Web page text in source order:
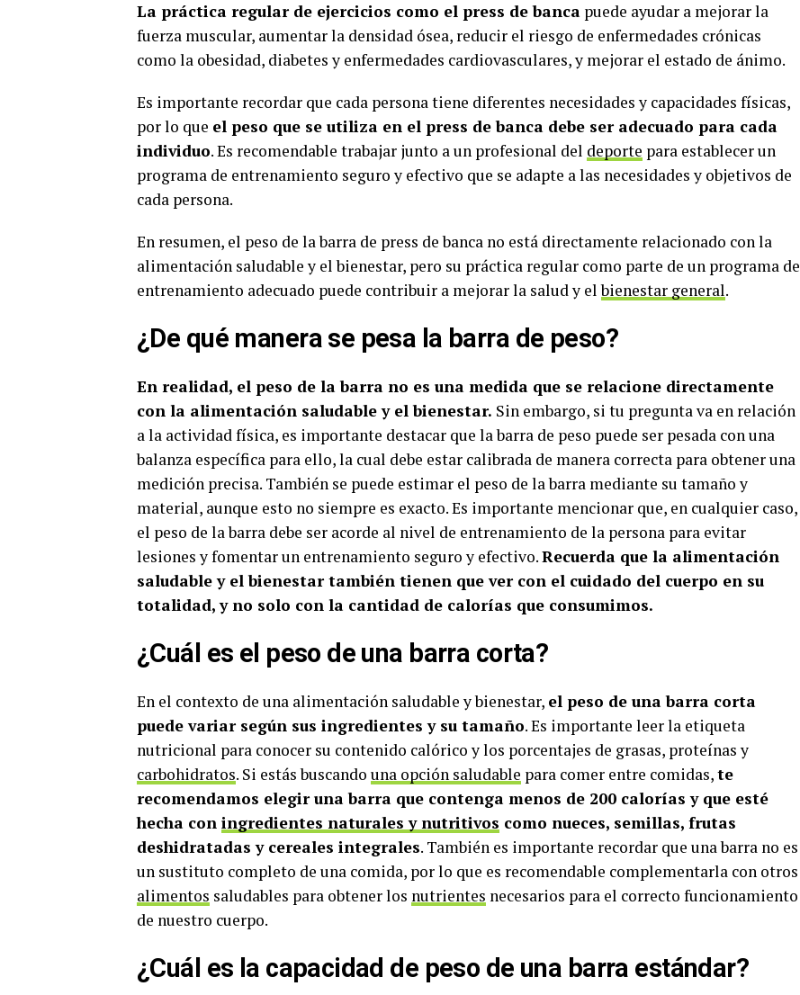
La práctica regular de ejercicios como el press de banca puede ayudar a mejorar la
fuerza muscular, aumentar la densidad ósea, reducir el riesgo de enfermedades crónicas
como la obesidad, diabetes y enfermedades cardiovasculares, y mejorar el estado de ánimo.
Es importante recordar que cada persona tiene diferentes necesidades y capacidades físicas,
por lo que el peso que se utiliza en el press de banca debe ser adecuado para cada
individuo. Es recomendable trabajar junto a un profesional del deporte para establecer un
programa de entrenamiento seguro y efectivo que se adapte a las necesidades y objetivos de
cada persona.
En resumen, el peso de la barra de press de banca no está directamente relacionado con la
alimentación saludable y el bienestar, pero su práctica regular como parte de un programa de
entrenamiento adecuado puede contribuir a mejorar la salud y elbienestar general.
¿De qué manera se pesa la barra de peso?
En realidad, el peso de la barra no es una medida que se relacione directamente
con la alimentación saludable y el bienestar. Sin embargo, si tu pregunta va en relación
a la actividad física, es importante destacar que la barra de peso puede ser pesada con una
balanza específica para ello, la cual debe estar calibrada de manera correcta para obtener una
medición precisa. También se puede estimar el peso de la barra mediante su tamaño y
material, aunque esto no siempre es exacto. Es importante mencionar que, en cualquier caso,
el peso de la barra debe ser acorde al nivel de entrenamiento de la persona para evitar
lesiones y fomentar un entrenamiento seguro y efectivo.Recuerda que la alimentación
saludable y el bienestar también tienen que ver con el cuidado del cuerpo en su
totalidad, y no solo con la cantidad de calorías que consumimos.
¿Cuál es el peso de una barra corta?
En el contexto de una alimentación saludable y bienestar, el peso de una barra corta
puede variar según sus ingredientes y su tamaño. Es importante leer la etiqueta
nutricional para conocer su contenido calórico y los porcentajes de grasas, proteínas y
carbohidratos. Si estás buscando una opción saludable para comer entre comidas,te
recomendamos elegir una barra que contenga menos de 200 calorías y que esté
hecha con ingredientes naturales y nutritivos como nueces, semillas, frutas
deshidratadas y cereales integrales. También es importante recordar que una barra no es
un sustituto completo de una comida, por lo que es recomendable complementarla con otros
alimentos saludables para obtener los nutrientes necesarios para el correcto funcionamiento
de nuestro cuerpo.
¿Cuál es la capacidad de peso de una barra estándar?